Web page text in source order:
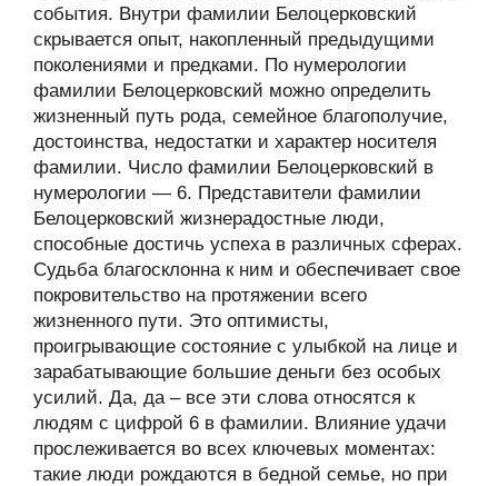
события. Внутри фамилии Белоцерковский
скрывается опыт, накопленный предыдущими
поколениями и предками. По нумерологии
фамилии Белоцерковский можно определить
жизненный путь рода, семейное благополучие,
достоинства, недостатки и характер носителя
фамилии. Число фамилии Белоцерковский в
нумерологии — 6. Представители фамилии
Белоцерковский жизнерадостные люди,
способные достичь успеха в различных сферах.
Судьба благосклонна к ним и обеспечивает свое
покровительство на протяжении всего
жизненного пути. Это оптимисты,
проигрывающие состояние с улыбкой на лице и
зарабатывающие большие деньги без особых
усилий. Да, да – все эти слова относятся к
людям с цифрой 6 в фамилии. Влияние удачи
прослеживается во всех ключевых моментах:
такие люди рождаются в бедной семье, но при